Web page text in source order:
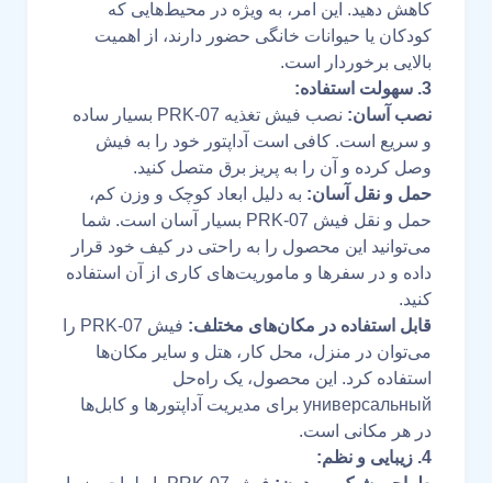
کاهش دهید. این امر، به ویژه در محیط‌هایی که
کودکان یا حیوانات خانگی حضور دارند، از اهمیت
بالایی برخوردار است.
3. سهولت استفاده:
نصب آسان:
نصب فیش تغذیه PRK-07 بسیار ساده
و سریع است. کافی است آداپتور خود را به فیش
وصل کرده و آن را به پریز برق متصل کنید.
حمل و نقل آسان: به دلیل ابعاد کوچک و وزن کم،
حمل و نقل فیش PRK-07 بسیار آسان است. شما
می‌توانید این محصول را به راحتی در کیف خود قرار
داده و در سفرها و ماموریت‌های کاری از آن استفاده
کنید.
قابل استفاده در مکان‌های مختلف:
فیش PRK-07 را
می‌توان در منزل، محل کار، هتل و سایر مکان‌ها
استفاده کرد. این محصول، یک راه‌حل
универсальный برای مدیریت آداپتورها و کابل‌ها
در هر مکانی است.
4. زیبایی و نظم: